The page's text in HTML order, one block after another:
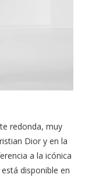
redonda, muy
Dior y en la
a la icónica
está disponible en